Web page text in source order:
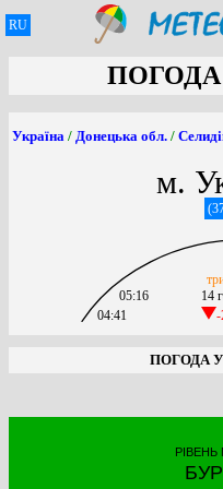
RU
ПОГОДА
Україна / Донецька обл. /
м.
04:41
05:16
14
-
ПОГОДА
РІВЕНЬ